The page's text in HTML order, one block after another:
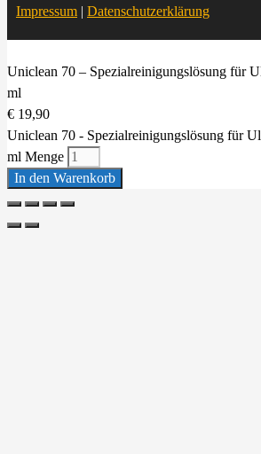
Impressum | Datenschutzerklärung
Uniclean 70 – Spezialreinigungslösung für
ml
€ 19,90
Uniclean 70 - Spezialreinigungslösung für
ml Menge
In den Warenkorb